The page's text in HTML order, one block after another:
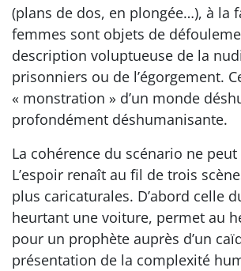
(plans de dos, en plongée…), à la
femmes sont objets de
description voluptueuse de la
prisonniers ou de l’égorgement.
« monstration » d’un monde
profondément déshumanisante.
La cohérence du scénario ne
L’espoir renaît au fil de trois
plus caricaturales. D’abord celle
heurtant une voiture, permet au
pour un prophète auprès d’un
présentation de la complexité